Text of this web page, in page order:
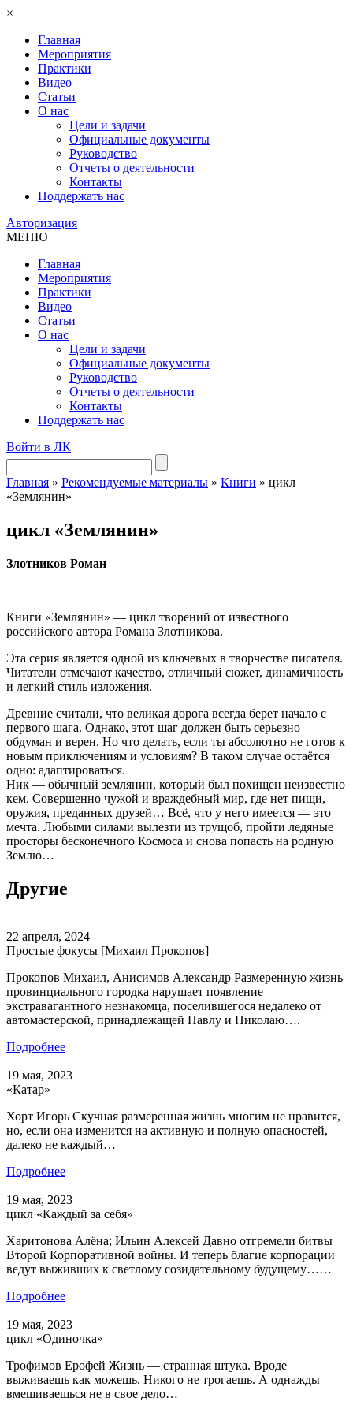
×
Главная
Мероприятия
Практики
Видео
Статьи
О нас
Цели и задачи
Официальные документы
Руководство
Отчеты о деятельности
Контакты
Поддержать нас
Авторизация
МЕНЮ
Главная
Мероприятия
Практики
Видео
Статьи
О нас
Цели и задачи
Официальные документы
Руководство
Отчеты о деятельности
Контакты
Поддержать нас
Войти в ЛК
Главная » Рекомендуемые материалы » Книги » цикл
«Землянин»
цикл «Землянин»
Злотников Роман
Книги «Землянин» — цикл творений от известного
российского автора Романа Злотникова.
Эта серия является одной из ключевых в творчестве писателя.
Читатели отмечают качество, отличный сюжет, динамичность
и легкий стиль изложения.
Древние считали, что великая дорога всегда берет начало с
первого шага. Однако, этот шаг должен быть серьезно
обдуман и верен. Но что делать, если ты абсолютно не готов к
новым приключениям и условиям? В таком случае остаётся
одно: адаптироваться.
Ник — обычный землянин, который был похищен неизвестно
кем. Совершенно чужой и враждебный мир, где нет пищи,
оружия, преданных друзей… Всё, что у него имеется — это
мечта. Любыми силами вылезти из трущоб, пройти ледяные
просторы бесконечного Космоса и снова попасть на родную
Землю…
Другие
22 апреля, 2024
Простые фокусы [Михаил Прокопов]
Прокопов Михаил, Анисимов Александр Размеренную жизнь
провинциального городка нарушает появление
экстравагантного незнакомца, поселившегося недалеко от
автомастерской, принадлежащей Павлу и Николаю….
Подробнее
19 мая, 2023
«Катар»
Хорт Игорь Скучная размеренная жизнь многим не нравится,
но, если она изменится на активную и полную опасностей,
далеко не каждый…
Подробнее
19 мая, 2023
цикл «Каждый за себя»
Харитонова Алёна; Ильин Алексей Давно отгремели битвы
Второй Корпоративной войны. И теперь благие корпорации
ведут выживших к светлому созидательному будущему……
Подробнее
19 мая, 2023
цикл «Одиночка»
Трофимов Ерофей Жизнь — странная штука. Вроде
выживаешь как можешь. Никого не трогаешь. А однажды
вмешиваешься не в свое дело…